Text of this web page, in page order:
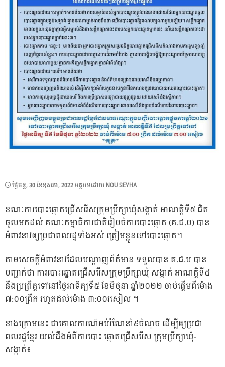
POSTED
ថ្ងៃ​ចន្ទ, 30 ខែ​ឧសភា, 2022អត្ថបទដោយ NOU SEYHA
ខណៈការបោះឆ្នោតជ្រើសរើសក្រុមប្រឹក្សាឃុំសង្កាត់ អាណត្តិទី៥ ជិត
ចូលមកដល់ គណៈកម្មាធិការជាតិរៀបចំការបោះឆ្នោត (គ.ជ.ប) បាន
អំពាវនាវឲ្យប្រជាពលរដ្ឋទាំងអស់ ត្រៀមខ្លួនទៅបោះឆ្នោត។
តាមសេចក្តីអំពាវនាវដែលបណ្ដាញព័ត៌មាន ទទួលបាន គ.ជ.ប បាន
បញ្ជាក់ថា ការបោះឆ្នោតជ្រើសរើសក្រុមប្រឹក្សាឃុំ សង្កាត់ អាណត្តិទី៥
នឹងប្រព្រឹត្តទៅនៅថ្ងៃអាទិត្យទី៥ ខែមិថុនា ឆ្នាំ២០២២ ចាប់ផ្តើមពីម៉ោង
៧:០០ព្រឹក រហូតដល់ម៉ោង ៣:០០រសៀល ។
ខាងក្រោមនេះ ជាគោលការណ៍អប់រំណែនាំ៩ចំណុច ដើម្បីឲ្យប្រជា
ពលរដ្ឋខ្មែរ យល់ដឹងអំពីការបោះ ឆ្នោតជ្រើសរើស ក្រុមប្រឹក្សាឃុំ-
សង្កាត់៖